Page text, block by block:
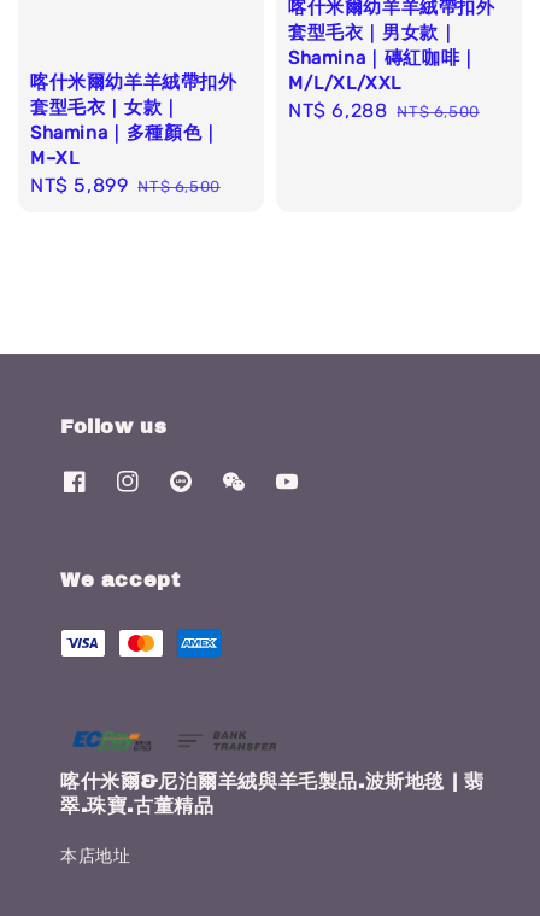
喀什米爾幼羊羊絨帶扣外
套型毛衣｜女款｜
Shamina｜多種顏色｜
M–XL
Sale
NT$ 5,899 Regular
NT$ 6,500
喀什米爾幼羊羊絨帶扣外
套型毛衣｜男女款｜
Shamina｜磚紅咖啡｜
M/L/XL/XXL
Sale
NT$ 6,288 Regular
NT$ 6,500
Follow us
We accept
喀什米爾&尼泊爾羊絨與羊毛製品.波斯地毯 | 翡
翠.珠寶.古董精品
本店地址